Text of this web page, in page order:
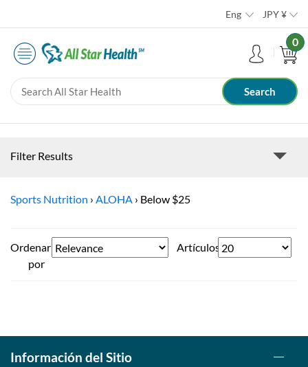
Eng JPY¥
0
Filter Results
Sports Nutrition › ALOHA › Below $25
Ordenar
por
Artículos
Información del Sitio